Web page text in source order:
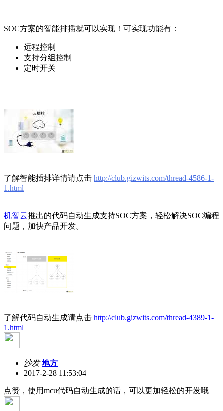
SOC方案的智能排插就可以实现！可实现功能有：
远程控制
支持分组控制
定时开关
了解智能插排详情请点击 http://club.gizwits.com/thread-4586-1-
1.html
机智云推出的代码自动生成支持SOC方案，轻松解决SOC编程
问题，加快产品开发。
了解代码自动生成请点击 http://club.gizwits.com/thread-4389-1-
1.html
沙发 地方
2017-2-28 11:53:04
点赞，使用mcu代码自动生成的话，可以更加轻松的开发哦